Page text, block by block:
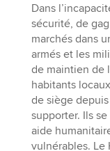
Dans
sécurité, de
marchés dans
armés et les
de maintien de
habitants
de siège
supporter. Ils
aide
vulnérables. Le